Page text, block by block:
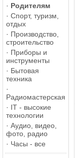
· Родителям
· Спорт, туризм,
отдых
· Производство,
строительство
· Приборы и
инструменты
· Бытовая
техника
·
Радиомастерская
· IT - высокие
технологии
· Аудио, видео,
фото, радио
· Часы - все